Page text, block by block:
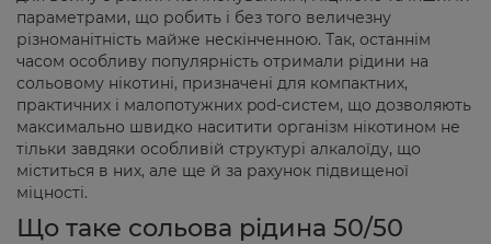
параметрами, що робить і без того величезну
різноманітність майже нескінченною. Так, останнім
часом особливу популярність отримали рідини на
сольовому нікотині, призначені для компактних,
практичних і малопотужних pod-систем, що дозволяють
максимально швидко наситити організм нікотином не
тільки завдяки особливій структурі алкалоїду, що
міститься в них, але ще й за рахунок підвищеної
міцності.
Що таке сольова рідина 50/50